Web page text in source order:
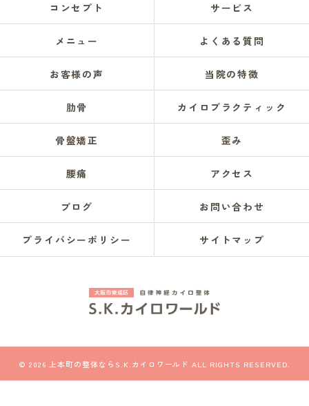
コンセプト サービス
メニュー よくある質問
お客様の声 当院の特徴
肋骨 カイロプラクティック
骨盤矯正 歪み
腰痛 アクセス
ブログ お問い合わせ
プライバシーポリシー サイトマップ
© 2026 上本町の整体ならS.K.カイロワールド ALL RIGHTS RESERVED.